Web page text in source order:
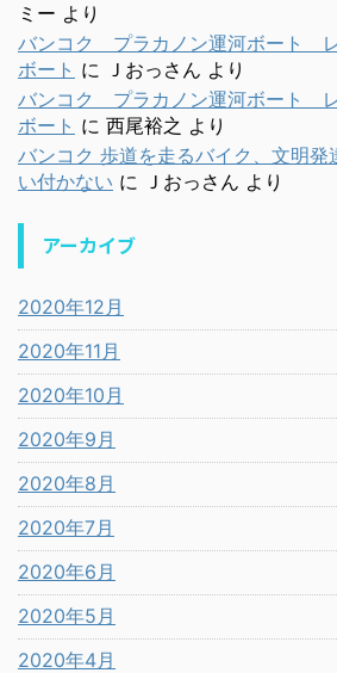
ミー より
バンコク プラカノン運河ボート
ボート に Ｊおっさん より
バンコク プラカノン運河ボート
ボート に 西尾裕之 より
バンコク 歩道を走るバイク、文明発
い付かない に Ｊおっさん より
アーカイブ
2020年12月
2020年11月
2020年10月
2020年9月
2020年8月
2020年7月
2020年6月
2020年5月
2020年4月